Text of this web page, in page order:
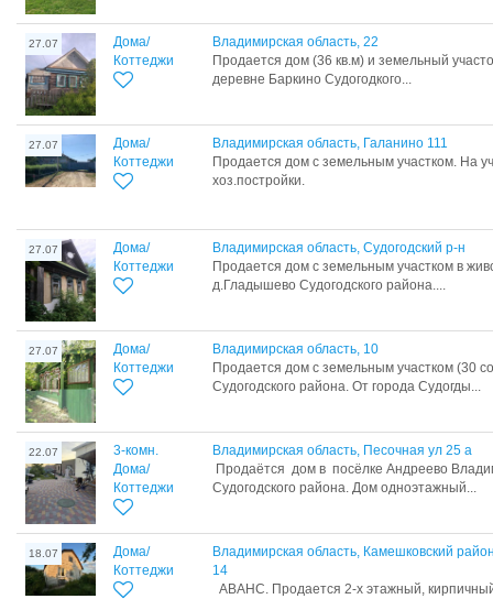
27.07
Дома/
Коттеджи
Владимирская область, 22
Продается дом (36 кв.м) и земельный
деревне Баркино Судогодкого...
27.07
Дома/
Коттеджи
Владимирская область, Галанино 111
Продается дом с земельным участком. На
хоз.постройки.
27.07
Дома/
Коттеджи
Владимирская область, Судогодский р-н
Продается дом с земельным участком в
д.Гладышево Судогодского района....
27.07
Дома/
Коттеджи
Владимирская область, 10
Продается дом с земельным участком (30
Судогодского района. От города Судогды...
22.07
3-комн.
Дома/
Коттеджи
Владимирская область, Песочная ул 25 а
Продаётся дом в посёлке Андреево
Судогодского района. Дом одноэтажный...
18.07
Дома/
Коттеджи
Владимирская область, Камешковский
14
АВАНС. Продается 2-х этажный,